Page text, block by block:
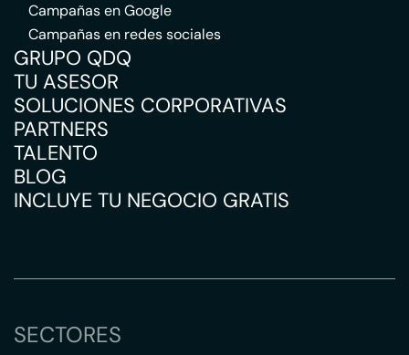
Campañas en Google
Campañas en redes sociales
GRUPO QDQ
TU ASESOR
SOLUCIONES CORPORATIVAS
PARTNERS
TALENTO
BLOG
INCLUYE TU NEGOCIO GRATIS
SECTORES